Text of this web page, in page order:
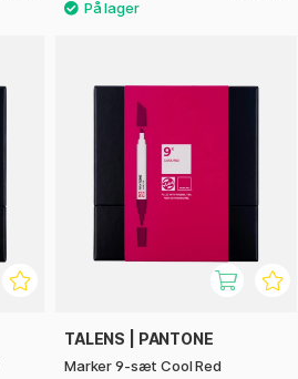
TALENS | PANTONE
Marker 9-sæt Cool Red